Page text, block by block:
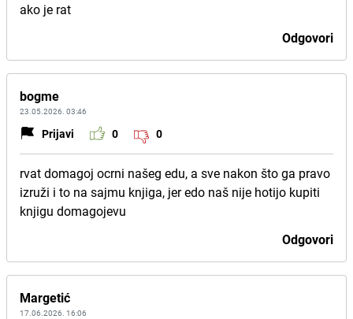
ako je rat
Odgovori
bogme
23.05.2026. 03:46
Prijavi 0 0
rvat domagoj ocrni našeg edu, a sve nakon što ga pravo
izruži i to na sajmu knjiga, jer edo naš nije hotijo kupiti
knjigu domagojevu
Odgovori
Margetić
17.06.2026. 16:06